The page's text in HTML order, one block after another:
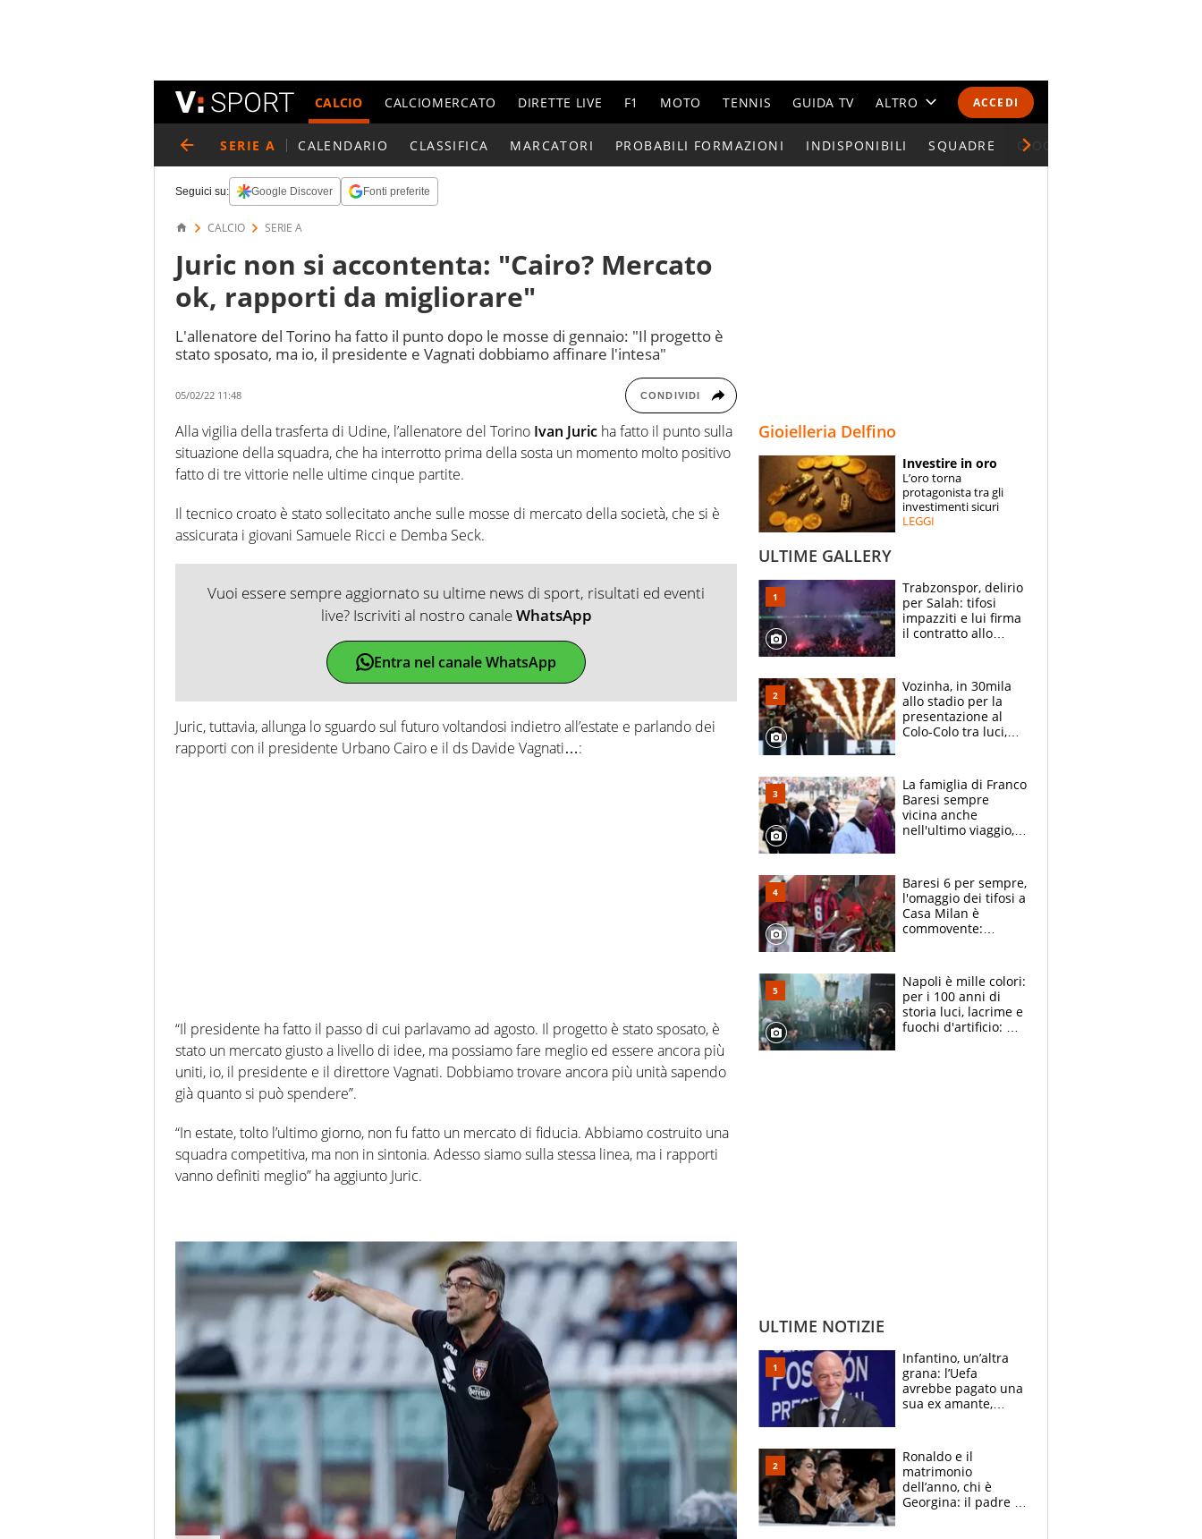
ACCEDI
CALCIO CALCIOMERCATO DIRETTE LIVE F1 MOTO TENNIS GUIDA TV ALTRO
CALENDARI E CLASSIFICHE
ESPERTI
CONTATTI
SERIE A CALENDARIO CLASSIFICA MARCATORI PROBABILI FORMAZIONI INDISPONIBILI SQUADRE GIOCATORI SERIE A
Seguici su: Google Discover Fonti preferite
CALCIO SERIE A
Juric non si accontenta: "Cairo? Mercato
ok, rapporti da migliorare"
L'allenatore del Torino ha fatto il punto dopo le mosse di gennaio: "Il progetto è
stato sposato, ma io, il presidente e Vagnati dobbiamo affinare l'intesa"
05/02/22 11:48 CONDIVIDI
Alla vigilia della trasferta di Udine, l’allenatore del Torino Ivan Juric ha fatto il punto sulla
situazione della squadra, che ha interrotto prima della sosta un momento molto positivo
fatto di tre vittorie nelle ultime cinque partite.
Il tecnico croato è stato sollecitato anche sulle mosse di mercato della società, che si è
assicurata i giovani Samuele Ricci e Demba Seck.
Vuoi essere sempre aggiornato su ultime news di sport, risultati ed eventi
live? Iscriviti al nostro canaleWhatsApp
Entra nel canale WhatsApp
Juric, tuttavia, allunga lo sguardo sul futuro voltandosi indietro all’estate e parlando dei
rapporti con il presidente Urbano Cairo e il ds Davide Vagnati…:
“Il presidente ha fatto il passo di cui parlavamo ad agosto. Il progetto è stato sposato, è
stato un mercato giusto a livello di idee, ma possiamo fare meglio ed essere ancora più
uniti, io, il presidente e il direttore Vagnati. Dobbiamo trovare ancora più unità sapendo
già quanto si può spendere”.
“In estate, tolto l’ultimo giorno, non fu fatto un mercato di fiducia. Abbiamo costruito una
squadra competitiva, ma non in sintonia. Adesso siamo sulla stessa linea, ma i rapporti
vanno definiti meglio” ha aggiunto Juric.
Gioielleria Delfino
Investire in oro
L’oro torna
protagonista tra gli
investimenti sicuri
LEGGI
ULTIME GALLERY
Trabzonspor, delirio
per Salah: tifosi
impazziti e lui firma
il contratto allo
Vozinha, in 30mila
allo stadio per la
presentazione al
Colo-Colo tra luci,
La famiglia di Franco
Baresi sempre
vicina anche
nell'ultimo viaggio,
circondati
dall'affetto dei tifosi
Baresi 6 per sempre,
l'omaggio dei tifosi a
Casa Milan è
commovente:
bigliettini
Napoli è mille colori:
per i 100 anni di
storia luci, lacrime e
fuochi d'artificio: De
ULTIME NOTIZIE
Infantino, un’altra
grana: l’Uefa
avrebbe pagato una
sua ex amante,
Ronaldo e il
matrimonio
dell’anno, chi è
Georgina: il padre in